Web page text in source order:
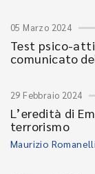
05 Marzo 2024
Test psico-
comunicato
29 Febbraio 2024
L’eredità di
terrorismo
Maurizio Romanelli